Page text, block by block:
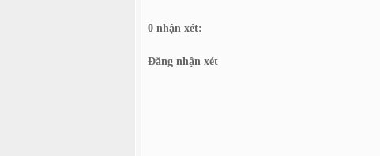
0 nhận xét:
Đăng nhận xét